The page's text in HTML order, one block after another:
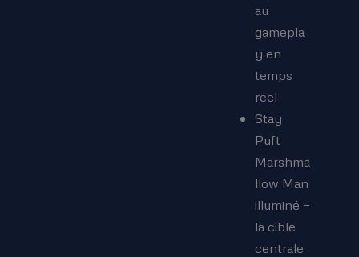
au
gamepla
y en
temps
réel
Stay
Puft
Marshma
llow Man
illuminé —
la cible
centrale